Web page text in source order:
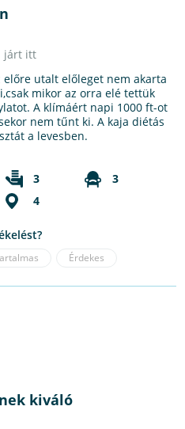
járt itt
utalt előleget nem akarta
mikor az orra elé tettük
A klímáért napi 1000 ft-ot
nem tűnt ki. A kaja diétás
a levesben.
3
3
4
Érdekes
kiváló